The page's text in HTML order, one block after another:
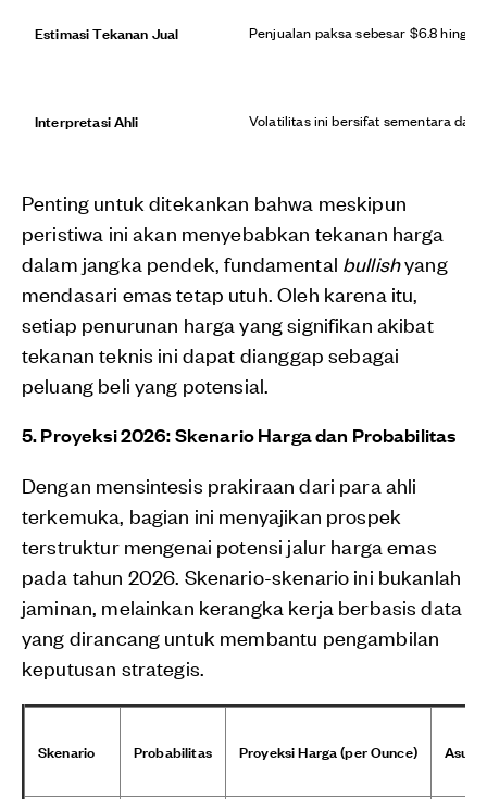
Estimasi Tekanan Jual Penjualan paksa sebesar $6.8
Interpretasi Ahli Volatilitas ini bersifat sementara dan
Penting untuk ditekankan bahwa meskipun
peristiwa ini akan menyebabkan tekanan harga
dalam jangka pendek, fundamental bullishyang
mendasari emas tetap utuh. Oleh karena itu,
setiap penurunan harga yang signifikan akibat
tekanan teknis ini dapat dianggap sebagai
peluang beli yang potensial.
5. Proyeksi 2026: Skenario Harga dan Probabilitas
Dengan mensintesis prakiraan dari para ahli
terkemuka, bagian ini menyajikan prospek
terstruktur mengenai potensi jalur harga emas
pada tahun 2026. Skenario-skenario ini bukanlah
jaminan, melainkan kerangka kerja berbasis data
yang dirancang untuk membantu pengambilan
keputusan strategis.
Skenario Probabilitas Proyeksi Harga (per Ounce)